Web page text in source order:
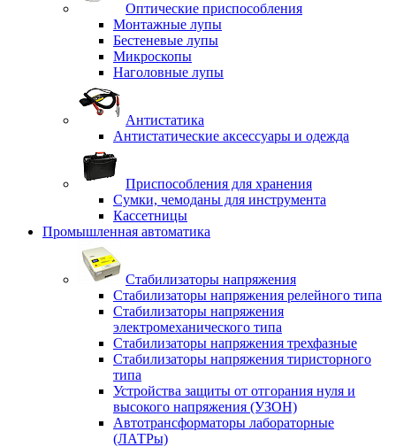
Оптические приспособления
Монтажные лупы
Бестеневые лупы
Микроскопы
Наголовные лупы
Антистатика
Антистатические аксессуары и одежда
Приспособления для хранения
Сумки, чемоданы для инструмента
Кассетницы
Промышленная автоматика
Стабилизаторы напряжения
Стабилизаторы напряжения релейного типа
Стабилизаторы напряжения
электромеханического типа
Стабилизаторы напряжения трехфазные
Стабилизаторы напряжения тиристорного
типа
Устройства защиты от отгорания нуля и
высокого напряжения (УЗОН)
Автотрансформаторы лабораторные
(ЛАТРы)